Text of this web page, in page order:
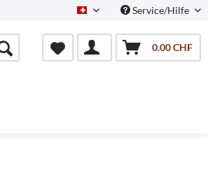
Schweiz/DeutschService/Hilfe
0.00 CHF